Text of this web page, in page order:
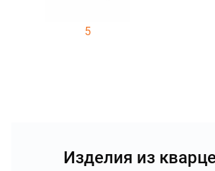
5
Изделия из